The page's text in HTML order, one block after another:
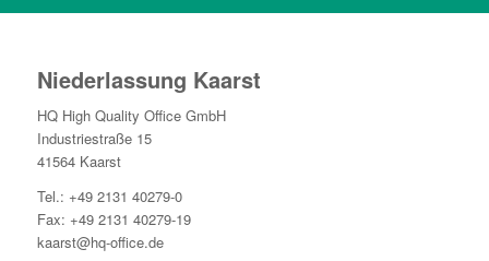
Niederlassung Kaarst
HQ High Quality Office GmbH
Industriestraße 15
41564 Kaarst
Tel.: +49 2131 40279-0
Fax: +49 2131 40279-19
kaarst@hq-office.de